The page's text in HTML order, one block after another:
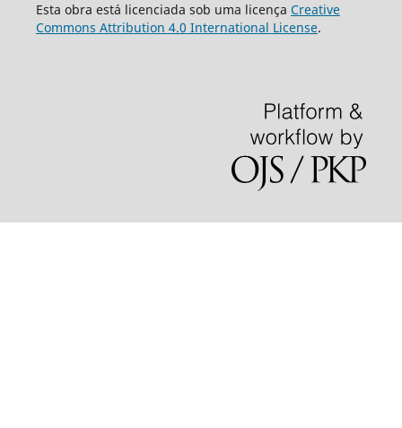
Esta obra está licenciada sob uma licença Creative
Commons Attribution 4.0 International License.